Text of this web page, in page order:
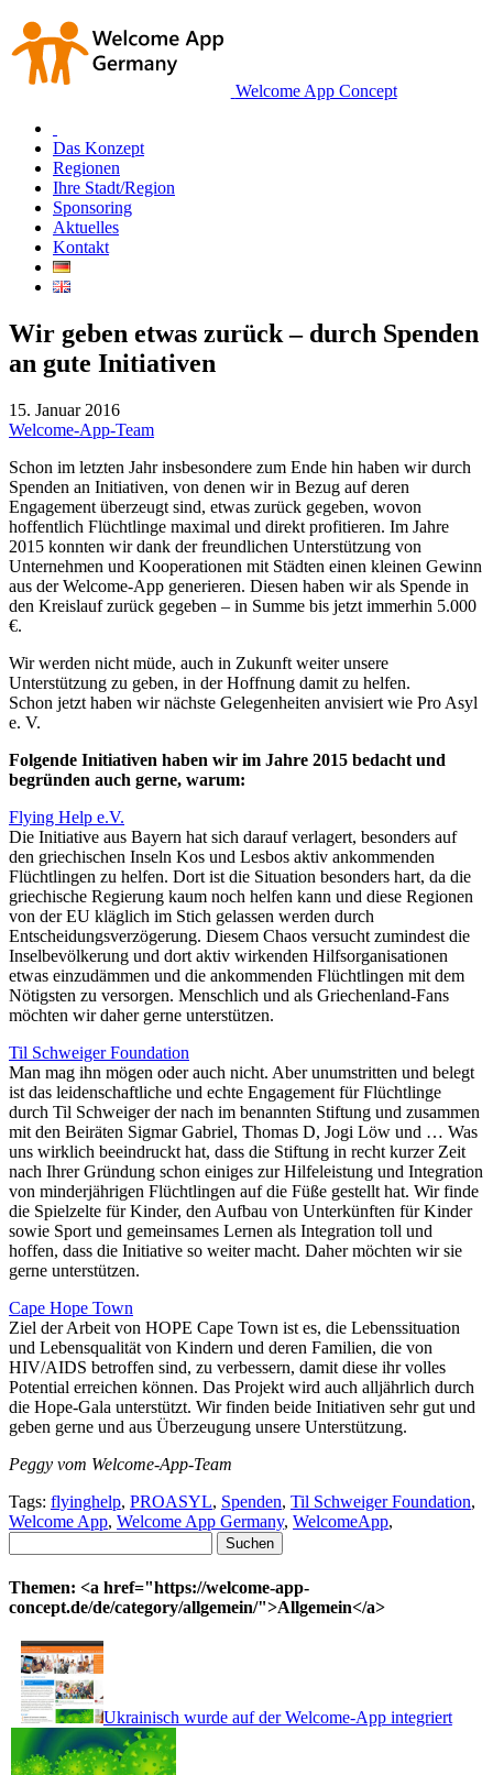
Welcome App Concept
Das Konzept
Regionen
Ihre Stadt/Region
Sponsoring
Aktuelles
Kontakt
Wir geben etwas zurück – durch Spenden
an gute Initiativen
15. Januar 2016
Welcome-App-Team
Schon im letzten Jahr insbesondere zum Ende hin haben wir durch
Spenden an Initiativen, von denen wir in Bezug auf deren
Engagement überzeugt sind, etwas zurück gegeben, wovon
hoffentlich Flüchtlinge maximal und direkt profitieren. Im Jahre
2015 konnten wir dank der freundlichen Unterstützung von
Unternehmen und Kooperationen mit Städten einen kleinen Gewinn
aus der Welcome-App generieren. Diesen haben wir als Spende in
den Kreislauf zurück gegeben – in Summe bis jetzt immerhin 5.000
€.
Wir werden nicht müde, auch in Zukunft weiter unsere
Unterstützung zu geben, in der Hoffnung damit zu helfen.
Schon jetzt haben wir nächste Gelegenheiten anvisiert wie Pro Asyl
e. V.
Folgende Initiativen haben wir im Jahre 2015 bedacht und
begründen auch gerne, warum:
Flying Help e.V.
Die Initiative aus Bayern hat sich darauf verlagert, besonders auf
den griechischen Inseln Kos und Lesbos aktiv ankommenden
Flüchtlingen zu helfen. Dort ist die Situation besonders hart, da die
griechische Regierung kaum noch helfen kann und diese Regionen
von der EU kläglich im Stich gelassen werden durch
Entscheidungsverzögerung. Diesem Chaos versucht zumindest die
Inselbevölkerung und dort aktiv wirkenden Hilfsorganisationen
etwas einzudämmen und die ankommenden Flüchtlingen mit dem
Nötigsten zu versorgen. Menschlich und als Griechenland-Fans
möchten wir daher gerne unterstützen.
Til Schweiger Foundation
Man mag ihn mögen oder auch nicht. Aber unumstritten und belegt
ist das leidenschaftliche und echte Engagement für Flüchtlinge
durch Til Schweiger der nach im benannten Stiftung und zusammen
mit den Beiräten Sigmar Gabriel, Thomas D, Jogi Löw und … Was
uns wirklich beeindruckt hat, dass die Stiftung in recht kurzer Zeit
nach Ihrer Gründung schon einiges zur Hilfeleistung und Integration
von minderjährigen Flüchtlingen auf die Füße gestellt hat. Wir finde
die Spielzelte für Kinder, den Aufbau von Unterkünften für Kinder
sowie Sport und gemeinsames Lernen als Integration toll und
hoffen, dass die Initiative so weiter macht. Daher möchten wir sie
gerne unterstützen.
Cape Hope Town
Ziel der Arbeit von HOPE Cape Town ist es, die Lebenssituation
und Lebensqualität von Kindern und deren Familien, die von
HIV/AIDS betroffen sind, zu verbessern, damit diese ihr volles
Potential erreichen können. Das Projekt wird auch alljährlich durch
die Hope-Gala unterstützt. Wir finden beide Initiativen sehr gut und
geben gerne und aus Überzeugung unsere Unterstützung.
Peggy vom Welcome-App-Team
Tags: flyinghelp, PROASYL, Spenden, Til Schweiger Foundation,
Welcome App, Welcome App Germany, WelcomeApp,
nach:
Themen: <a href="https://welcome-app-
concept.de/de/category/allgemein/">Allgemein</a>
Ukrainisch wurde auf der Welcome-App integriert